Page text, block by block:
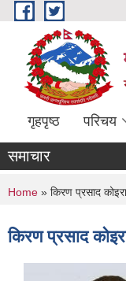
Skip to main content
गृहपृष्ठ परिचय
समाचार
You are
Home » किरण प्रसाद
किरण प्रसाद